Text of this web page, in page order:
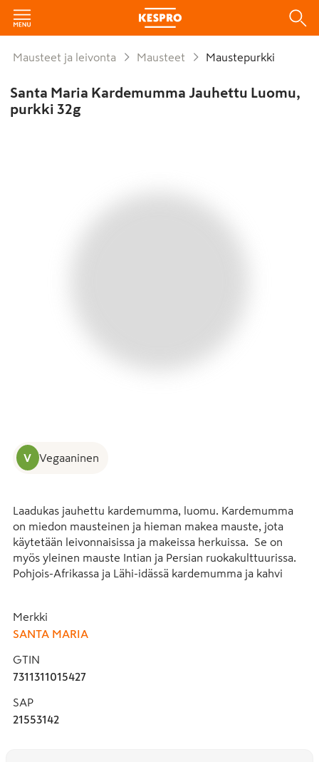
Mausteet ja leivonta Mausteet Maustepurkki
Santa Maria Kardemumma Jauhettu Luomu,
purkki 32g
V Vegaaninen
Laadukas jauhettu kardemumma, luomu. Kardemumma
on miedon mausteinen ja hieman makea mauste, jota
käytetään leivonnaisissa ja makeissa herkuissa.  Se on
myös yleinen mauste Intian ja Persian ruokakulttuurissa.
Pohjois-Afrikassa ja Lähi-idässä kardemumma ja kahvi
valmistamista kahvinkeittimellä tai pressopannullla, jolloin
saat kahviin valloittavan mausteisen maun.
pidempään
• Luomu
Merkki
SANTA MARIA
GTIN
7311311015427
SAP
21553142